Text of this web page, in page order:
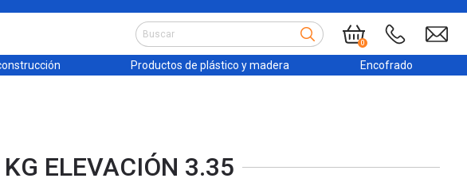
0
Productos de plástico y madera Encofrado
ELEVACIÓN 3.35